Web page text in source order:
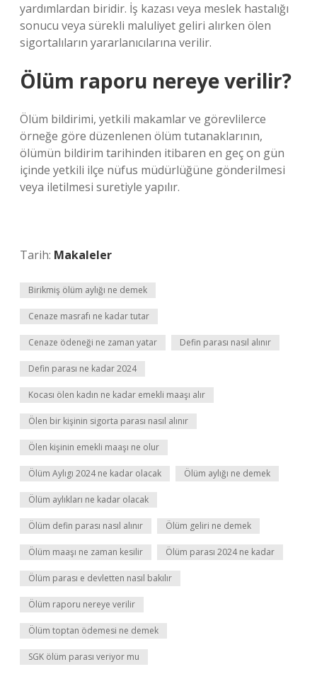
yardımlardan biridir. İş kazası veya meslek hastalığı
sonucu veya sürekli maluliyet geliri alırken ölen
sigortalıların yararlanıcılarına verilir.
Ölüm raporu nereye verilir?
Ölüm bildirimi, yetkili makamlar ve görevlilerce
örneğe göre düzenlenen ölüm tutanaklarının,
ölümün bildirim tarihinden itibaren en geç on gün
içinde yetkili ilçe nüfus müdürlüğüne gönderilmesi
veya iletilmesi suretiyle yapılır.
Tarih: Makaleler
Birikmiş ölüm aylığı ne demek
Cenaze masrafı ne kadar tutar
Cenaze ödeneği ne zaman yatar Defin parası nasıl alınır
Defin parası ne kadar 2024
Kocası ölen kadın ne kadar emekli maaşı alır
Ölen bir kişinin sigorta parası nasıl alınır
Ölen kişinin emekli maaşı ne olur
Ölüm Aylıgı 2024 ne kadar olacak Ölüm aylığı ne demek
Ölüm aylıkları ne kadar olacak
Ölüm defin parası nasıl alınır Ölüm geliri ne demek
Ölüm maaşı ne zaman kesilir Ölüm parası 2024 ne kadar
Ölüm parası e devletten nasıl bakılır
Ölüm raporu nereye verilir
Ölüm toptan ödemesi ne demek
SGK ölüm parası veriyor mu